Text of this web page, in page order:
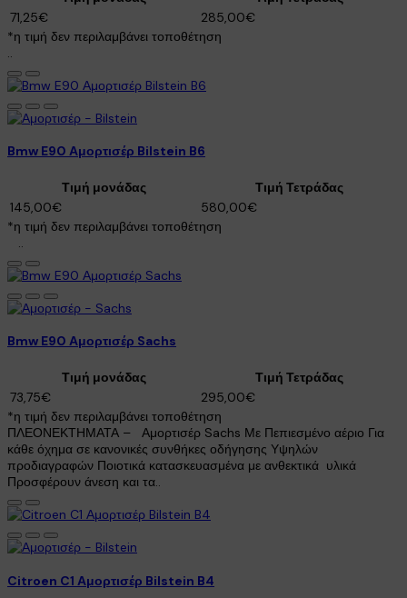
71,25€
285,00€
*η τιμή δεν περιλαμβάνει τοποθέτηση
Bmw E90 Αμορτισέρ Bilstein B6
Τιμή μονάδας
Τιμή Τετράδας
145,00€
580,00€
*η τιμή δεν περιλαμβάνει τοποθέτηση
..
Bmw E90 Αμορτισέρ Sachs
Τιμή μονάδας
Τιμή Τετράδας
73,75€
295,00€
*η τιμή δεν περιλαμβάνει τοποθέτηση
ΠΛΕΟΝΕΚΤΗΜΑΤΑ – Αμορτισέρ Sachs Με Πεπιεσμένο αέριο Για
κάθε όχημα σε κανονικές συνθήκες οδήγησης Υψηλών
προδιαγραφών Ποιοτικά κατασκευασμένα με ανθεκτικά υλικά
Προσφέρουν άνεση και τα..
Citroen C1 Αμορτισέρ Bilstein B4